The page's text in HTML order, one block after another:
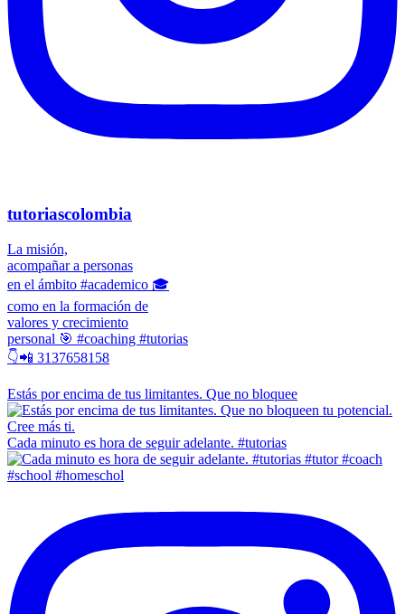
tutoriascolombia
La misión,
acompañar a personas
en el ámbito #academico 🎓
como en la formación de
valores y crecimiento
personal 🎯 #coaching #tutorias
👇📲 3137658158
Estás por encima de tus limitantes. Que no bloquee
Cada minuto es hora de seguir adelante. #tutorias